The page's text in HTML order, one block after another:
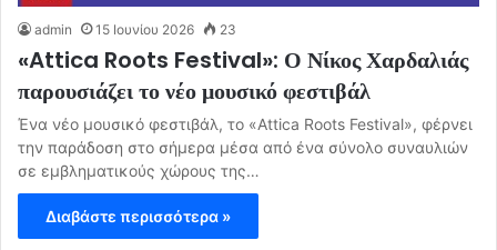
admin 15 Ιουνίου 2026 23
«Attica Roots Festival»: Ο Νίκος Χαρδαλιάς
παρουσιάζει το νέο μουσικό φεστιβάλ
Ένα νέο μουσικό φεστιβάλ, το «Attica Roots Festival», φέρνει
την παράδοση στο σήμερα μέσα από ένα σύνολο συναυλιών
σε εμβληματικούς χώρους της…
Διαβάστε περισσότερα »